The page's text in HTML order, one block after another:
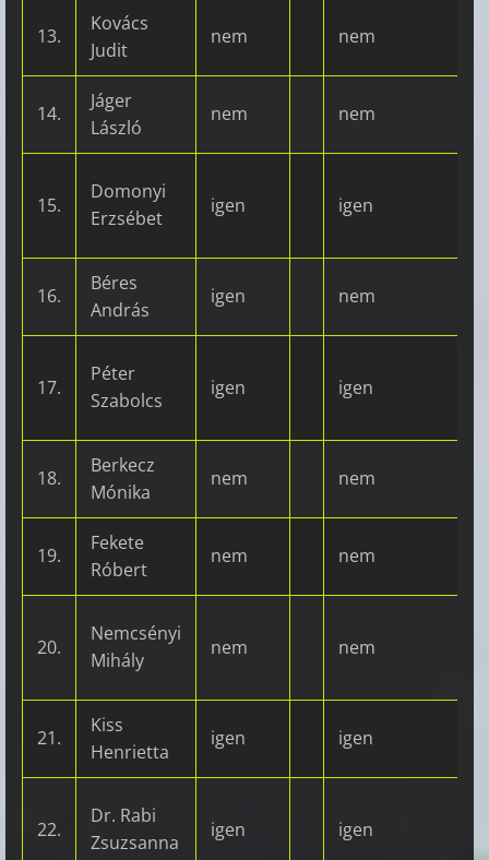
13.
Kovács
Judit
nem nem
14.
Jáger
László
nem nem
15.
Domonyi
Erzsébet
igen igen
16.
Béres
András
igen nem
17.
Péter
Szabolcs
igen igen
18.
Berkecz
Mónika
nem nem
19.
Fekete
Róbert
nem nem
20.
Nemcsényi
Mihály
nem nem
21.
Kiss
Henrietta
igen igen
22.
Dr. Rabi
Zsuzsanna
igen igen